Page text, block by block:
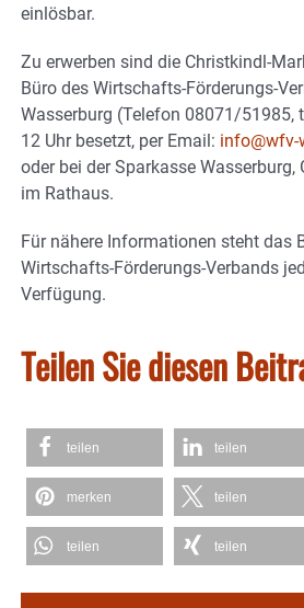
einlösbar.
Zu erwerben sind die Christkindl-
Büro des Wirtschafts-Förderungs-
Wasserburg (Telefon 08071/51985,
12 Uhr besetzt, per Email: info@wfv-
oder bei der Sparkasse Wasserburg,
im Rathaus.
Für nähere Informationen steht das
Wirtschafts-Förderungs-Verbands
Verfügung.
Teilen Sie diesen
teilen teilen
merken teilen
teilen teilen